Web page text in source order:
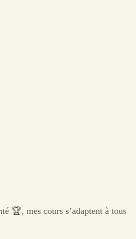
🏆, mes cours s’adaptent à tous